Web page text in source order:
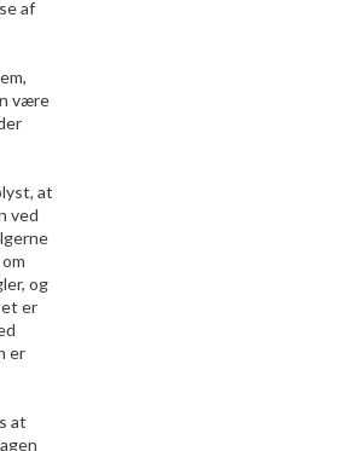
af
være
at
ved
og
er
er
at